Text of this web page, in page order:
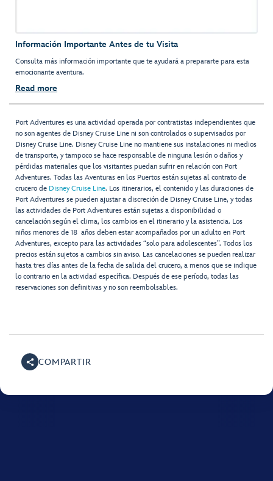
Información Importante Antes de tu Visita
Consulta más información importante que te ayudará a prepararte para esta
emocionante aventura.
Read more
Port Adventures es una actividad operada por contratistas independientes que
no son agentes de Disney Cruise Line ni son controlados o supervisados por
Disney Cruise Line. Disney Cruise Line no mantiene sus instalaciones ni medios
de transporte, y tampoco se hace responsable de ninguna lesión o daños y
pérdidas materiales que los visitantes puedan sufrir en relación con Port
Adventures. Todas las Aventuras en los Puertos están sujetas al contrato de
crucero de Disney Cruise Line. Los itinerarios, el contenido y las duraciones de
Port Adventures se pueden ajustar a discreción de Disney Cruise Line, y todas
las actividades de Port Adventures están sujetas a disponibilidad o
cancelación según el clima, los cambios en el itinerario y la asistencia. Los
niños menores de 18 años deben estar acompañados por un adulto en Port
Adventures, excepto para las actividades “solo para adolescentes”. Todos los
precios están sujetos a cambios sin aviso. Las cancelaciones se pueden realizar
hasta tres días antes de la fecha de salida del crucero, a menos que se indique
lo contrario en la actividad específica. Después de ese período, todas las
reservaciones son definitivas y no son reembolsables.
COMPARTIR